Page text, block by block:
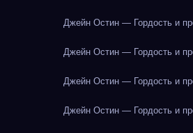
Джейн Остин — Гордость и
Джейн Остин — Гордость и
Джейн Остин — Гордость и
Джейн Остин — Гордость и